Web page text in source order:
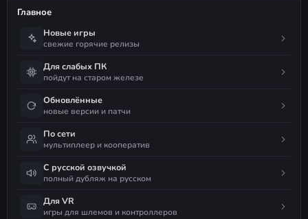
Главное
Новые игры
свежие горячие релизы
Для слабых ПК
пойдут на старом железе
Обновлённые
новые версии и патчи
По сети
мультиплеер и кооператив
С русской озвучкой
полный дубляж на русском
Для VR
игры для шлемов и контроллеров